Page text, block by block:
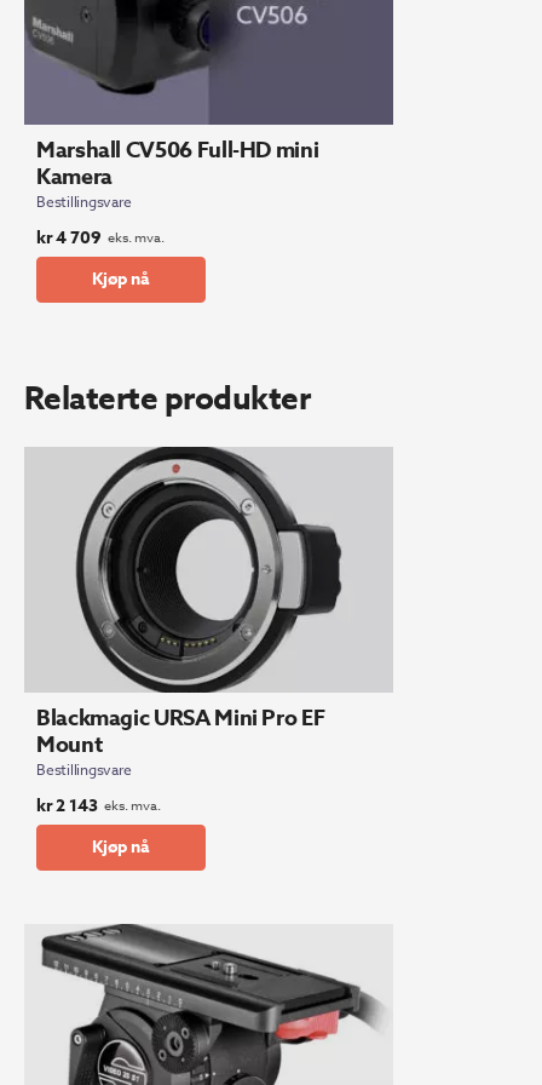
Marshall CV506 Full-HD mini
Kamera
Bestillingsvare
kr4 709 eks. mva.
Kjøp nå
Relaterte produkter
Blackmagic URSA Mini Pro EF
Mount
Bestillingsvare
kr2 143 eks. mva.
Kjøp nå